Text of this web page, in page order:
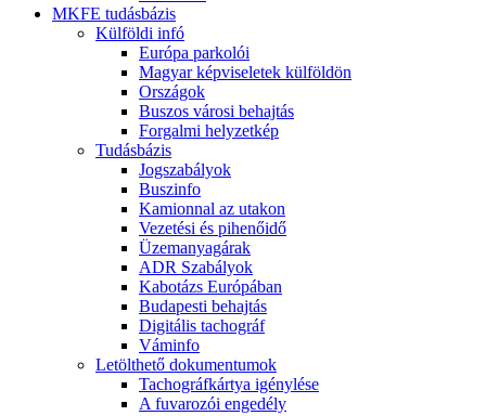
MKFE tudásbázis
Külföldi infó
Európa parkolói
Magyar képviseletek külföldön
Országok
Buszos városi behajtás
Forgalmi helyzetkép
Tudásbázis
Jogszabályok
Buszinfo
Kamionnal az utakon
Vezetési és pihenőidő
Üzemanyagárak
ADR Szabályok
Kabotázs Európában
Budapesti behajtás
Digitális tachográf
Váminfo
Letölthető dokumentumok
Tachográfkártya igénylése
A fuvarozói engedély